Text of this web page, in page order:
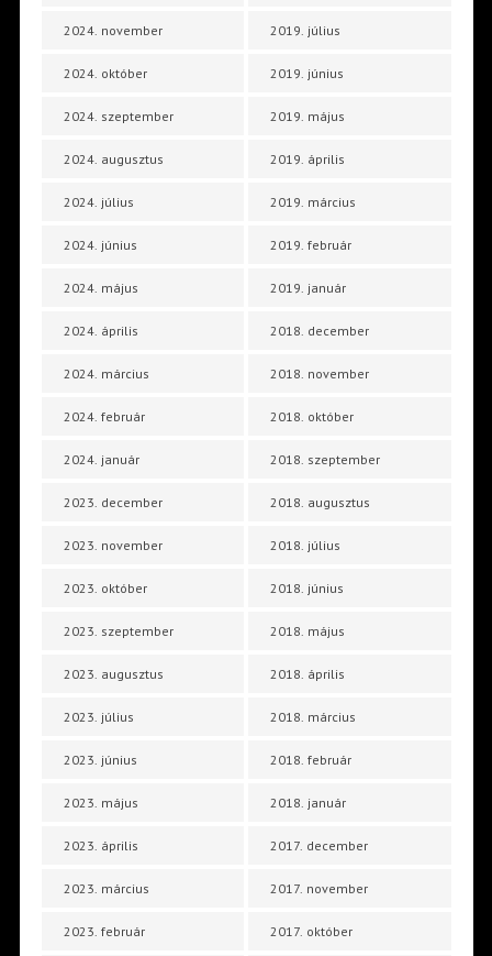
2024. november
2024. október
2024. szeptember
2024. augusztus
2024. július
2024. június
2024. május
2024. április
2024. március
2024. február
2024. január
2023. december
2023. november
2023. október
2023. szeptember
2023. augusztus
2023. július
2023. június
2023. május
2023. április
2023. március
2023. február
2019. július
2019. június
2019. május
2019. április
2019. március
2019. február
2019. január
2018. december
2018. november
2018. október
2018. szeptember
2018. augusztus
2018. július
2018. június
2018. május
2018. április
2018. március
2018. február
2018. január
2017. december
2017. november
2017. október